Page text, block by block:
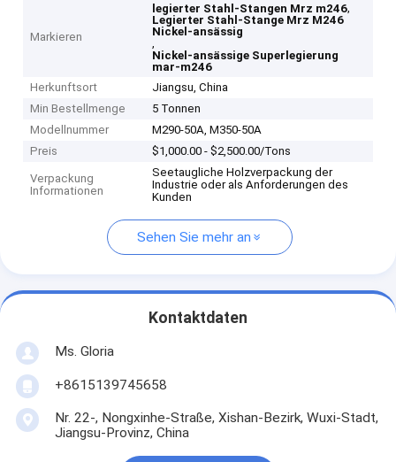
Markieren
legierter Stahl-Stangen Mrz m246,
Legierter Stahl-Stange Mrz M246
Nickel-ansässig
,
Nickel-ansässige Superlegierung
mar-m246
Herkunftsort
Jiangsu, China
Min Bestellmenge
5 Tonnen
Modellnummer
M290-50A, M350-50A
Preis
$1,000.00 - $2,500.00/Tons
Verpackung
Informationen
Seetaugliche Holzverpackung der
Industrie oder als Anforderungen des
Kunden
Sehen Sie mehr an
Kontaktdaten
Ms. Gloria
+8615139745658
Nr. 22-, Nongxinhe-Straße, Xishan-Bezirk, Wuxi-Stadt,
Jiangsu-Provinz, China